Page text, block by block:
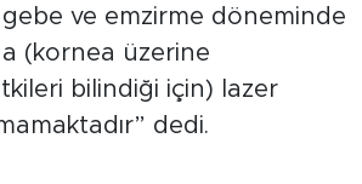
ve emzirme döneminde
(kornea üzerine
bilindiği için) lazer
dedi.